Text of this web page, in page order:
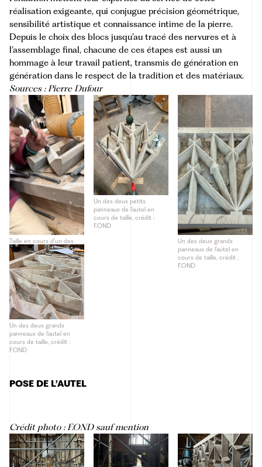
réalisation exigeante, qui conjugue précision géométrique,
sensibilité artistique et connaissance intime de la pierre.
Depuis le choix des blocs jusqu’au tracé des nervures et à
l’assemblage final, chacune de ces étapes est aussi un
hommage à leur travail patient, transmis de génération en
génération dans le respect de la tradition et des matériaux.
Sources : Pierre Dufour
Taille en cours d’un des
deux panneaux de côté de
l’autel, crédit F.OND.
Un des deux petits
panneaux de l’autel en
cours de taille, crédit :
F.OND
Un des deux grands
panneaux de l’autel en
cours de taille, crédit :
F.OND
Un des deux grands
panneaux de l’autel en
cours de taille, crédit :
F.OND
POSE DE L’AUTEL
Crédit photo : F.OND sauf mention